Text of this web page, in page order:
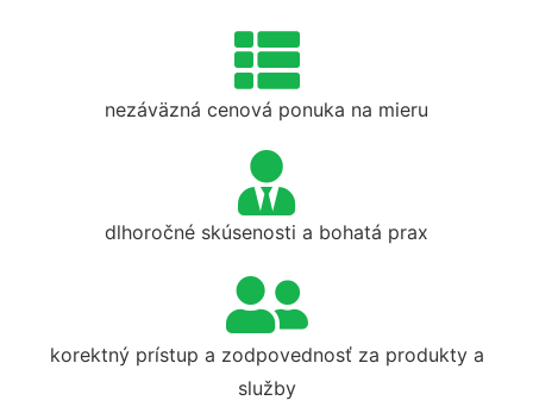
nezáväzná cenová ponuka na mieru
dlhoročné skúsenosti a bohatá prax
korektný prístup a zodpovednosť za produkty a
služby